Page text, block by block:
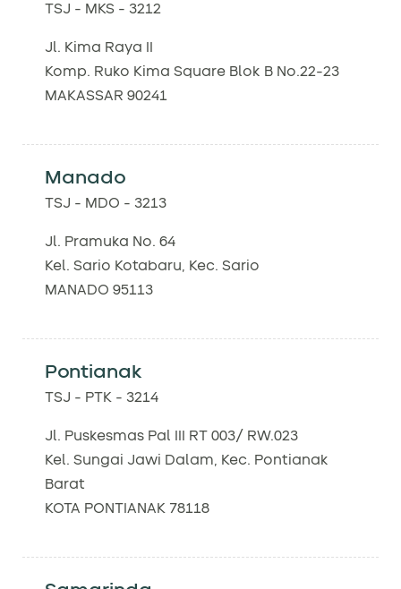
TSJ - MKS - 3212
Jl. Kima Raya II
Komp. Ruko Kima Square Blok B No.22-23
MAKASSAR 90241
Manado
TSJ - MDO - 3213
Jl. Pramuka No. 64
Kel. Sario Kotabaru, Kec. Sario
MANADO 95113
Pontianak
TSJ - PTK - 3214
Jl. Puskesmas Pal III RT 003/ RW.023
Kel. Sungai Jawi Dalam, Kec. Pontianak
Barat
KOTA PONTIANAK 78118